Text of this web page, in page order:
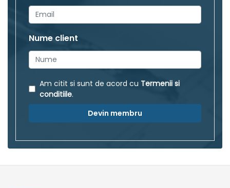
Nume client
Am citit si sunt de acord cu Termenii si
conditiile.
Devin membru